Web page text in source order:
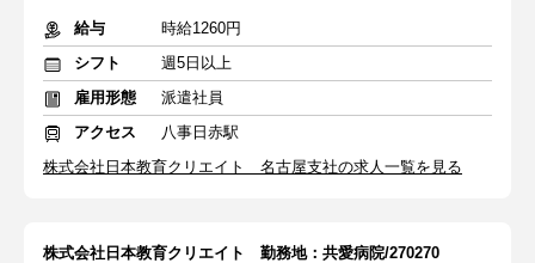
給与
時給1260円
シフト
週5日以上
雇用形態
派遣社員
アクセス
八事日赤駅
株式会社日本教育クリエイト 名古屋支社の求人一覧を見る
株式会社日本教育クリエイト 勤務地：共愛病院/270270